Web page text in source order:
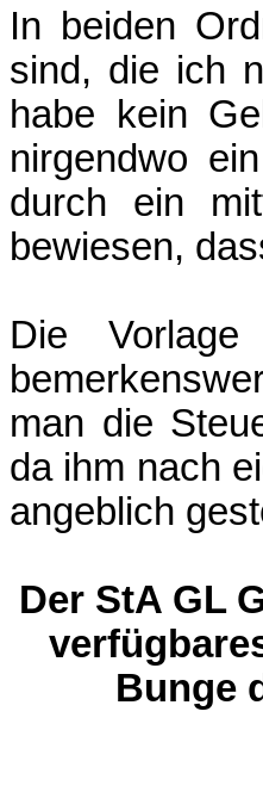
In beiden
sind, die ich
habe kein
nirgendwo
durch ein
bewiesen,
Die
man die
da ihm nach
angeblich
Der StA GL
Bunge